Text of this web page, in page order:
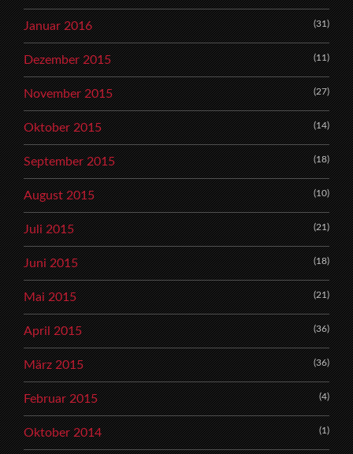
Januar 2016 (31)
Dezember 2015 (11)
November 2015 (27)
Oktober 2015 (14)
September 2015 (18)
August 2015 (10)
Juli 2015 (21)
Juni 2015 (18)
Mai 2015 (21)
April 2015 (36)
März 2015 (36)
Februar 2015 (4)
Oktober 2014 (1)